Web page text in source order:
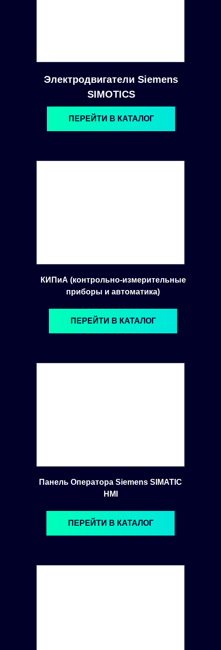
Электродвигатели Siemens
SIMOTICS
ПЕРЕЙТИ В КАТАЛОГ
КИПиА (контрольно-измерительные
приборы и автоматика)
Панель Оператора Siemens SIMATIC
HMI
ПЕРЕЙТИ В КАТАЛОГ
ПЕРЕЙТИ В КАТАЛОГ